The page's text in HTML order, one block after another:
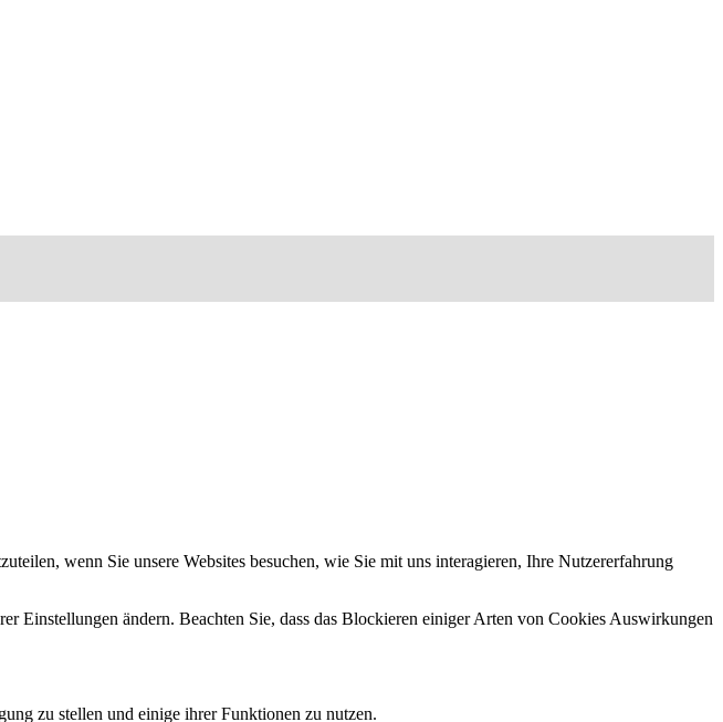
wenn Sie unsere Websites besuchen, wie Sie mit uns interagieren, Ihre Nutzererfahrung
Einstellungen ändern. Beachten Sie, dass das Blockieren einiger Arten von Cookies Auswirkungen
zu stellen und einige ihrer Funktionen zu nutzen.